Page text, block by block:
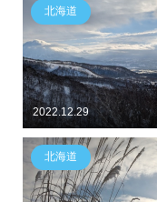
2022.12.29
北海道
北海道